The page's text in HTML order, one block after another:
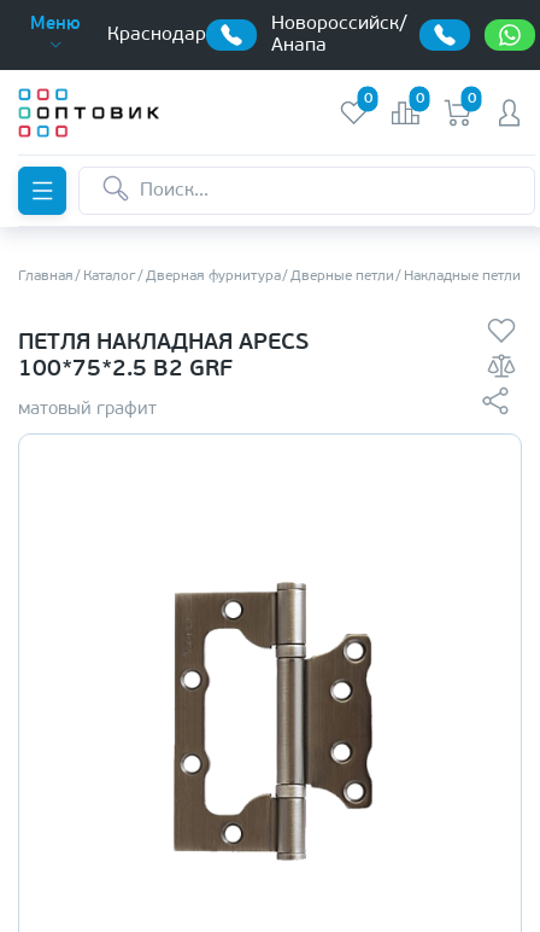
Меню
Краснодар
Новороссийск/
Анапа
0 0 0
Главная Каталог Дверная фурнитура Дверные петли Накладные петли
ПЕТЛЯ НАКЛАДНАЯ APECS
100*75*2.5 B2 GRF
матовый графит